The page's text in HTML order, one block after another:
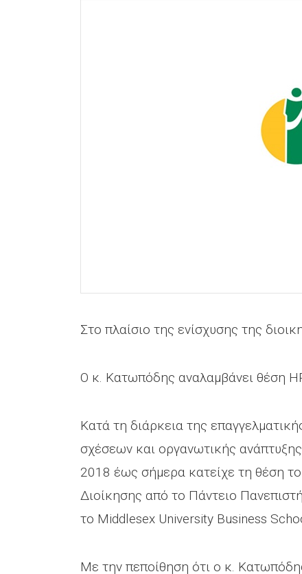
Στο πλαίσιο της ενίσχυσης της
Ο κ. Κατωπόδης αναλαμβάνει θέση
Κατά τη διάρκεια της
σχέσεων και οργανωτικής
2018 έως σήμερα κατείχε τη θέση
Διοίκησης από το Πάντειο
το Middlesex University Business
Με την πεποίθηση ότι ο κ.